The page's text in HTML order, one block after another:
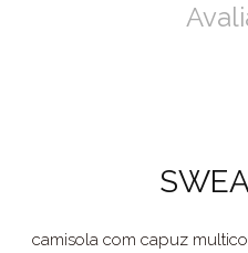
camisola com capuz